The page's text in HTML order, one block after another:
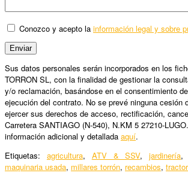
Conozco y acepto la información legal y sobre
Sus datos personales serán incorporados en los
TORRON SL, con la finalidad de gestionar la
y/o reclamación, basándose en el consentimiento
ejecución del contrato. No se prevé ninguna cesión
ejercer sus derechos de acceso, rectificación,
Carretera SANTIAGO (N-540), N.KM 5 27210-
información adicional y detallada aquí.
Etiquetas: agricultura, ATV & SSV,jardinería,
maquinaria usada, millares torrón, recambios,